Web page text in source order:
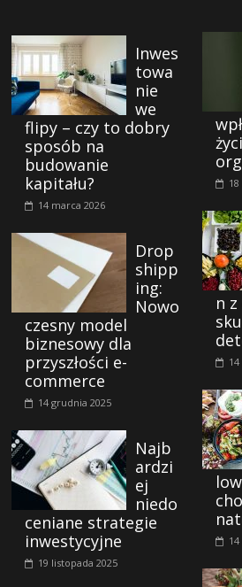
Inwes
towa
nie
we
flipy – czy to dobry
sposób na
budowanie
kapitału?
14 marca 2026
Drop
shipp
ing:
Nowo
czesny model
biznesowy dla
przyszłości e-
commerce
14 grudnia 2025
Najb
ardzi
ej
niedo
ceniane strategie
inwestycyjne
19 listopada 2025
n